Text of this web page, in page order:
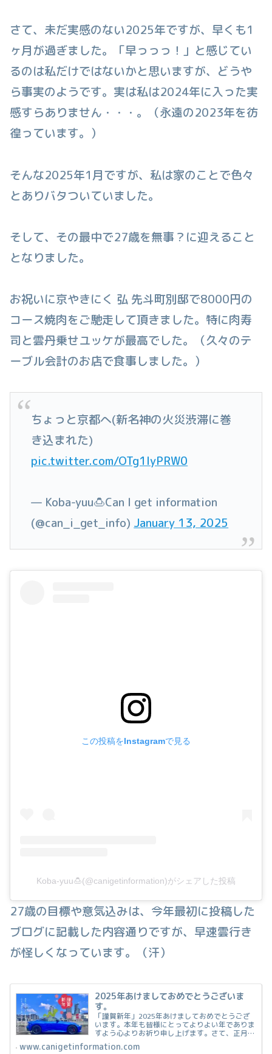
さて、未だ実感のない2025年ですが、早くも1
ヶ月が過ぎました。「早っっっ！」と感じてい
るのは私だけではないかと思いますが、どうや
ら事実のようです。実は私は2024年に入った実
感すらありません・・・。（永遠の2023年を彷
徨っています。）
そんな2025年1月ですが、私は家のことで色々
とありバタついていました。
そして、その最中で27歳を無事？に迎えること
となりました。
お祝いに京やきにく 弘 先斗町別邸で8000円の
コース焼肉をご馳走して頂きました。特に肉寿
司と雲丹乗せユッケが最高でした。（久々のテ
ーブル会計のお店で食事しました。）
ちょっと京都へ(新名神の火災渋滞に巻
き込まれた)
pic.twitter.com/OTg1lyPRW0
— Koba-yuu🍮Can I get information
(@can_i_get_info) January 13, 2025
この投稿をInstagramで見る
Koba-yuu🍮(@canigetinformation)がシェアした投稿
27歳の目標や意気込みは、今年最初に投稿した
ブログに記載した内容通りですが、早速雲行き
が怪しくなっています。（汗）
2025年あけましておめでとうございま
す。
「謹賀新年」2025年あけましておめでとうござ
います。本年も皆様にとってよりよい年でありま
すよう心よりお祈り申し上げます。さて、正月も
終わり、皆様はいかがお過ごしでしょうか？私は
暴食の正月で胃が疲れています（笑）また豆腐と
www.canigetinformation.com